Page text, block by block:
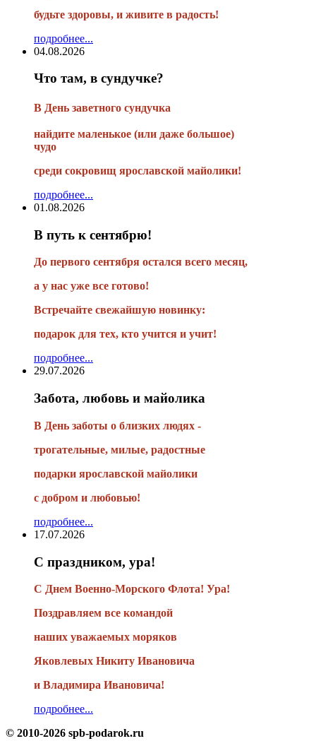
будьте здоровы, и живите в радость!
подробнее...
04.08.2026
Что там, в сундучке?
В День заветного сундучка
найдите маленькое (или даже большое)
чудо
среди сокровищ ярославской майолики!
подробнее...
01.08.2026
В путь к сентябрю!
До первого сентября остался всего месяц,
а у нас уже все готово!
Встречайте свежайшую новинку:
подарок для тех, кто учится и учит!
подробнее...
29.07.2026
Забота, любовь и майолика
В День заботы о близких людях -
трогательные, милые, радостные
подарки ярославской майолики
с добром и любовью!
подробнее...
17.07.2026
С праздником, ура!
С Днем Военно-Морского Флота! Ура!
Поздравляем все командой
наших уважаемых моряков
Яковлевых Никиту Ивановича
и Владимира Ивановича!
подробнее...
© 2010-2026 spb-podarok.ru